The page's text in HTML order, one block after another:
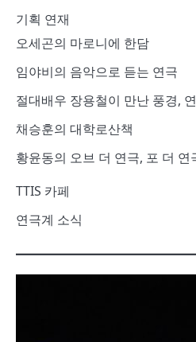
기획 연재
오세곤의 마로니에 한담
임야비의 음악으로 듣는 연극
절대배우 장용철이 만난 풍경,
채승훈의 대학로산책
황윤동의 오브 더 연극, 포 더 연
TTIS 카페
연극계 소식